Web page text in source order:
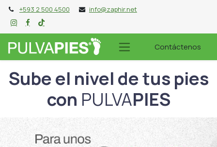
+593 2 500 4500 info@zaphir.net
Contáctenos
Sube el nivel de tus pies
con PULVAPIES